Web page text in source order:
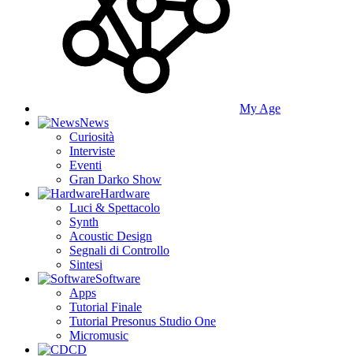
My Age
News
Curiosità
Interviste
Eventi
Gran Darko Show
Hardware
Luci & Spettacolo
Synth
Acoustic Design
Segnali di Controllo
Sintesi
Software
Apps
Tutorial Finale
Tutorial Presonus Studio One
Micromusic
CD